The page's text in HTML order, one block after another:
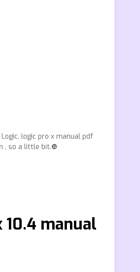
logic pro x manual pdf
, so a little bit.❿
10.4 manual